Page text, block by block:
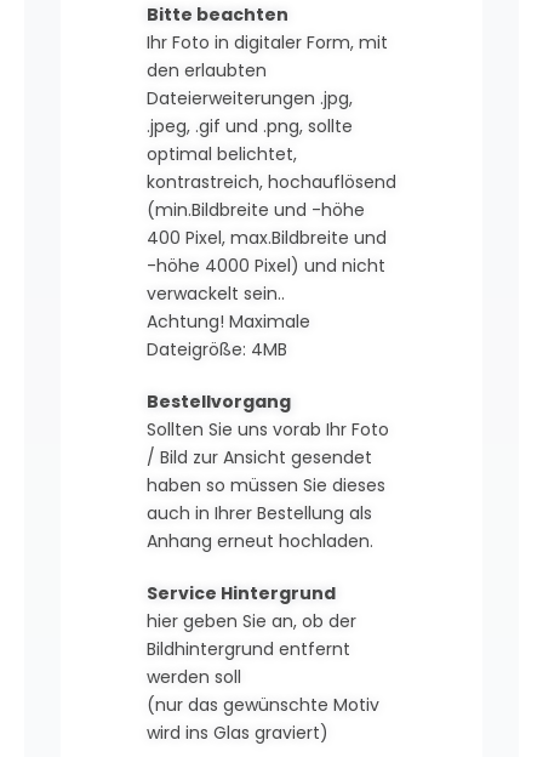
Bitte beachten
Ihr Foto in digitaler Form, mit
den erlaubten
Dateierweiterungen .jpg,
.jpeg, .gif und .png, sollte
optimal belichtet,
kontrastreich, hochauflösend
(min.Bildbreite und -höhe
400 Pixel, max.Bildbreite und
-höhe 4000 Pixel) und nicht
verwackelt sein..
Achtung! Maximale
Dateigröße: 4MB
Bestellvorgang
Sollten Sie uns vorab Ihr Foto
/ Bild zur Ansicht gesendet
haben so müssen Sie dieses
auch in Ihrer Bestellung als
Anhang erneut hochladen.
Service Hintergrund
hier geben Sie an, ob der
Bildhintergrund entfernt
werden soll
(nur das gewünschte Motiv
wird ins Glas graviert)